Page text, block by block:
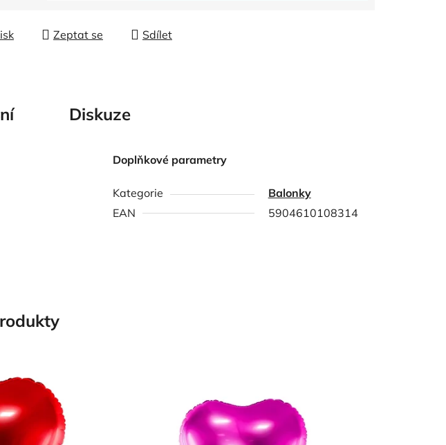
Zeptat se Sdílet
Diskuze
Doplňkové parametry
Kategorie
Balonky
EAN
5904610108314